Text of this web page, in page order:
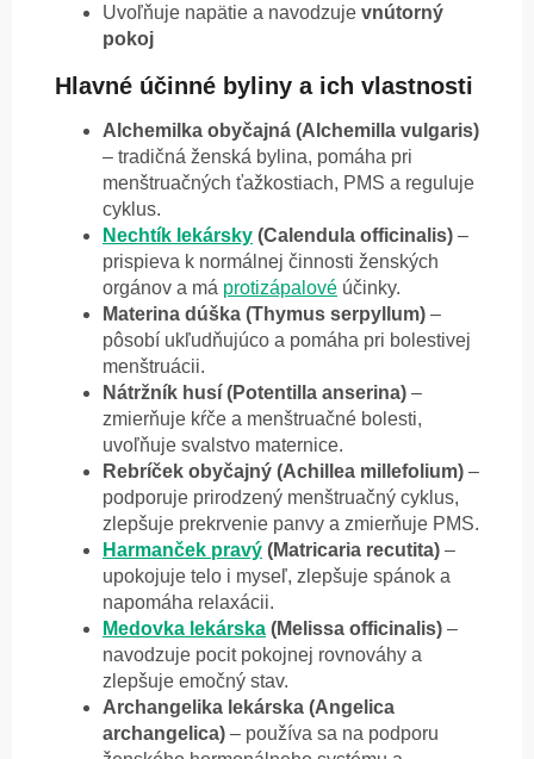
Uvoľňuje napätie a navodzuje vnútorný
pokoj
Hlavné účinné byliny a ich vlastnosti
Alchemilka obyčajná (Alchemilla vulgaris)
– tradičná ženská bylina, pomáha pri
menštruačných ťažkostiach, PMS a reguluje
cyklus.
Nechtík lekársky (Calendula officinalis) –
prispieva k normálnej činnosti ženských
orgánov a má protizápalové účinky.
Materina dúška (Thymus serpyllum) –
pôsobí ukľudňujúco a pomáha pri bolestivej
menštruácii.
Nátržník husí (Potentilla anserina) –
zmierňuje kŕče a menštruačné bolesti,
uvoľňuje svalstvo maternice.
Rebríček obyčajný (Achillea millefolium) –
podporuje prirodzený menštruačný cyklus,
zlepšuje prekrvenie panvy a zmierňuje PMS.
Harmanček pravý (Matricaria recutita) –
upokojuje telo i myseľ, zlepšuje spánok a
napomáha relaxácii.
Medovka lekárska (Melissa officinalis) –
navodzuje pocit pokojnej rovnováhy a
zlepšuje emočný stav.
Archangelika lekárska (Angelica
archangelica) – používa sa na podporu